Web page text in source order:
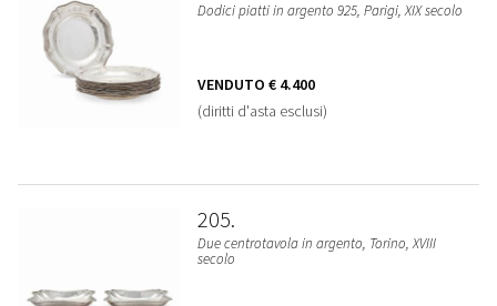
Dodici piatti in argento 925, Parigi, XIX secolo
VENDUTO € 4.400
(diritti d'asta esclusi)
205
Due centrotavola in argento, Torino, XVIII
secolo